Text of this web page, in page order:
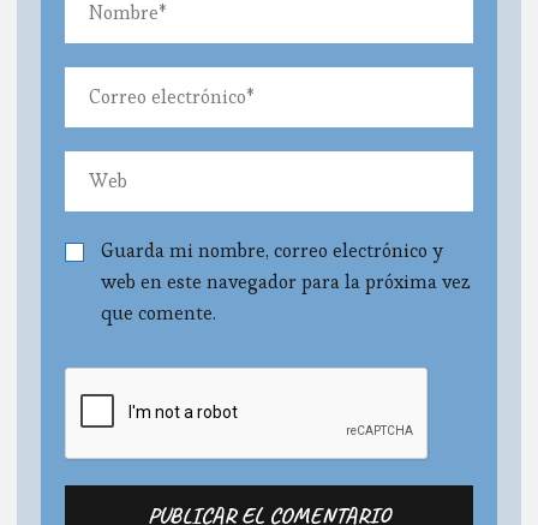
Guarda mi nombre, correo electrónico y
web en este navegador para la próxima vez
que comente.